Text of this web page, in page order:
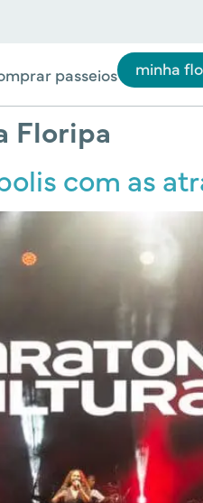
passeios minha
Floripa
com as